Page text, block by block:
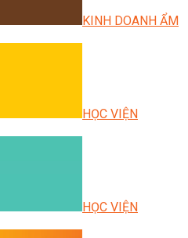
KINH DOANH ẨM
HỌC VIỆN
HỌC VIỆN